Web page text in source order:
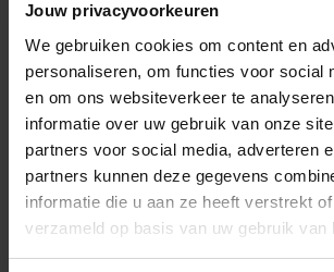
Jouw privacyvoorkeuren
We gebruiken cookies om content en
personaliseren, om functies voor social
en om ons websiteverkeer te
informatie over uw gebruik van onze
partners voor social media, adverteren
partners kunnen deze gegevens
informatie die u aan ze heeft verstrekt
verzameld op basis van uw gebruik van
Totaalbedrag look
Altijd gratis bezorging
En binnen 1 tot 3 werkdagen door
thuisbezorgd. Bekijk alle informatie
debezorgtijd.
Klantenbeoordeling 9.5 / 10
Onze klanten beoordelen ons met
op Kiyoh. Bekijk alle reviews of deel